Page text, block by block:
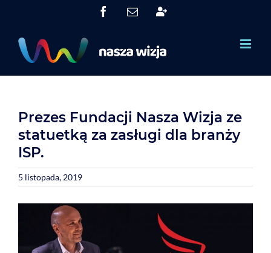
FacebookEmailSystem
(SOP)
Prezes Fundacji Nasza Wizja ze
statuetką za zasługi dla branży
ISP.
5 listopada, 2019